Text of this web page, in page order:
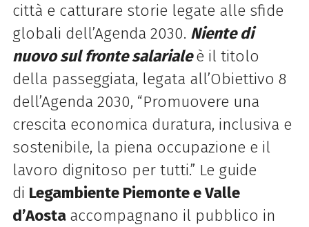
città e catturare storie legate alle sfide
globali dell’Agenda 2030. Niente di
nuovo sul fronte salarialeè il titolo
della passeggiata, legata all’Obiettivo 8
dell’Agenda 2030, “Promuovere una
crescita economica duratura, inclusiva e
sostenibile, la piena occupazione e il
lavoro dignitoso per tutti.” Le guide
di Legambiente Piemonte e Valle
d’Aosta accompagnano il pubblico in